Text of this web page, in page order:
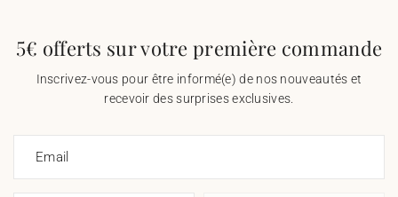
5€ offerts sur votre première commande
Inscrivez-vous pour être informé(e) de nos nouveautés et
recevoir des surprises exclusives.
Email